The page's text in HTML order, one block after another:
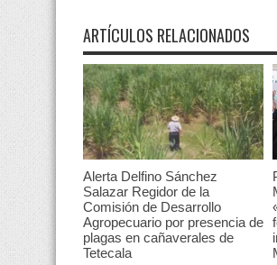
ARTÍCULOS RELACIONADOS
Alerta Delfino Sánchez
Salazar Regidor de la
Comisión de Desarrollo
Agropecuario por presencia de
plagas en cañaverales de
Tetecala